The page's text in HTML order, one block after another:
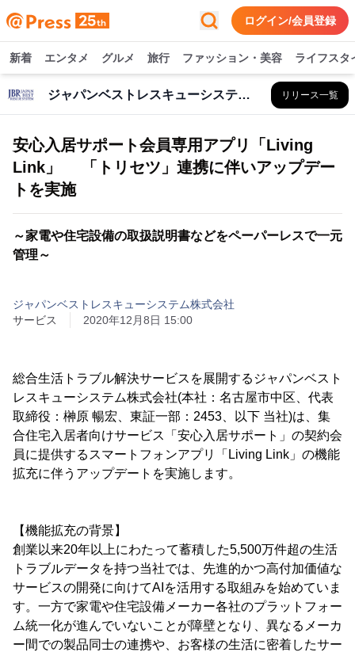
ログイン/会員登録
新着 エンタメ グルメ 旅行 ファッション・美容 ライフスタ
ジャパンベストレスキューシステム株式会社 リリース一覧
安心入居サポート会員専用アプリ「Living
Link」 「トリセツ」連携に伴いアップデー
トを実施
～家電や住宅設備の取扱説明書などをペーパーレスで一元
管理～
ジャパンベストレスキューシステム株式会社
サービス
2020年12月8日 15:00
総合生活トラブル解決サービスを展開するジャパンベスト
レスキューシステム株式会社(本社：名古屋市中区、代表
取締役：榊原 暢宏、東証一部：2453、以下 当社)は、集
合住宅入居者向けサービス「安心入居サポート」の契約会
員に提供するスマートフォンアプリ「Living Link」の機能
拡充に伴うアップデートを実施します。
【機能拡充の背景】
創業以来20年以上にわたって蓄積した5,500万件超の生活
トラブルデータを持つ当社では、先進的かつ高付加価値な
サービスの開発に向けてAIを活用する取組みを始めていま
す。一方で家電や住宅設備メーカー各社のプラットフォー
ム統一化が進んでいないことが障壁となり、異なるメーカ
ー間での製品同士の連携や、お客様の生活に密着したサー